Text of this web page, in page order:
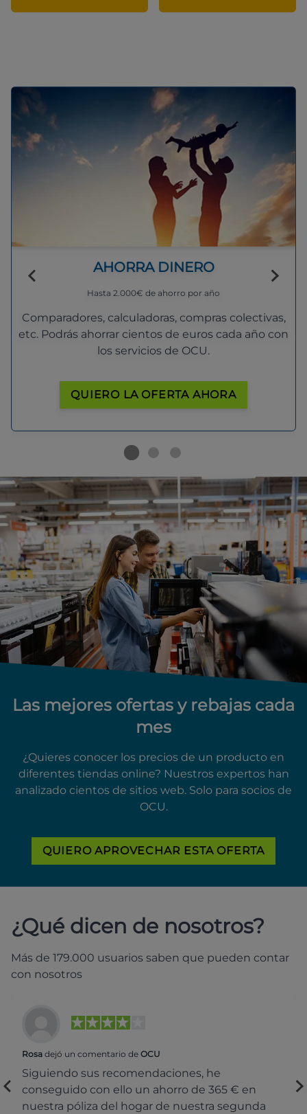
AHORRA DINERO
Hasta 2.000€ de ahorro por año
Comparadores, calculadoras, compras colectivas,
etc. Podrás ahorrar cientos de euros cada año con
los servicios de OCU.
QUIERO LA OFERTA AHORA
Las mejores ofertas y rebajas cada
mes
¿Quieres conocer los precios de un producto en
diferentes tiendas online? Nuestros expertos han
analizado cientos de sitios web. Solo para socios de
OCU.
QUIERO APROVECHAR ESTA OFERTA
¿Qué dicen de nosotros?
Más de 179.000 usuarios saben que pueden contar
con nosotros
Rosa dejó un comentario de OCU
Siguiendo sus recomendaciones, he
conseguido con ello un ahorro de 365 € en
nuestra póliza del hogar de nuestra segunda